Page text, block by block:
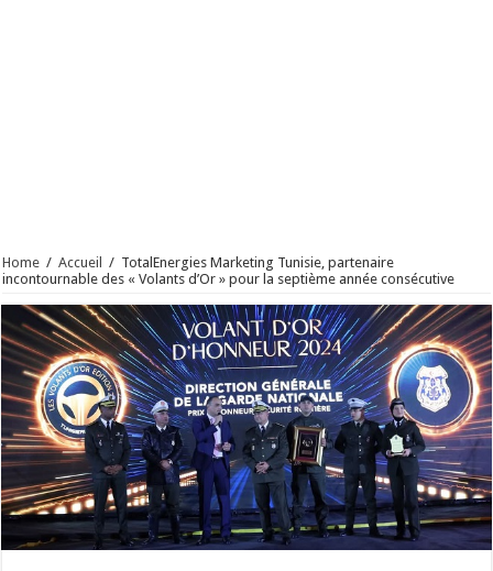
Home / Accueil / TotalEnergies Marketing Tunisie, partenaire
incontournable des « Volants d’Or » pour la septième année consécutive